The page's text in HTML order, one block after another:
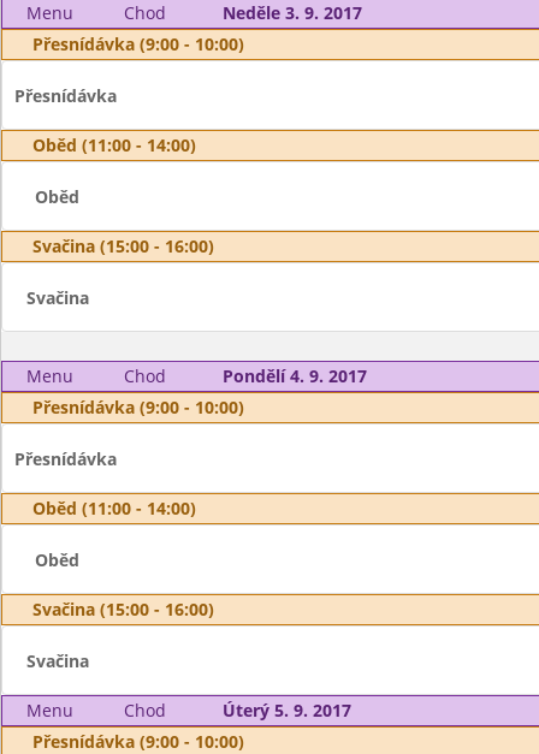
Menu Chod
Neděle 3. 9. 2017
Přesnídávka (9:00 - 10:00)
Přesnídávka
Oběd (11:00 - 14:00)
Oběd
Svačina (15:00 - 16:00)
Svačina
Menu Chod
Pondělí 4. 9. 2017
Přesnídávka (9:00 - 10:00)
Přesnídávka
Oběd (11:00 - 14:00)
Oběd
Svačina (15:00 - 16:00)
Svačina
Menu Chod
Úterý 5. 9. 2017
Přesnídávka (9:00 - 10:00)